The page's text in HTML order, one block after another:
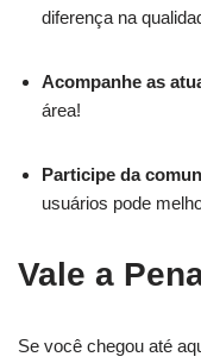
diferença na
Acompanhe as
área!
Participe da
usuários pode
Vale a
Se você chegou até